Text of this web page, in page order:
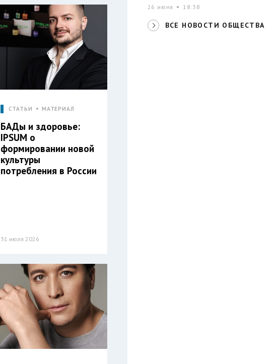
СТАТЬИ МАТЕРИАЛ
БАДы и здоровье:
IPSUM о
формировании новой
культуры
потребления в России
31 июля 2026
26 июня 18:38
ВСЕ НОВОСТИ ОБЩЕСТВА